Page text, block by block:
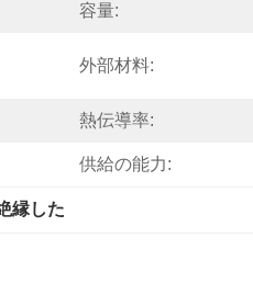
容量:
外部材料:
熱伝導率:
供給の能力:
縁した